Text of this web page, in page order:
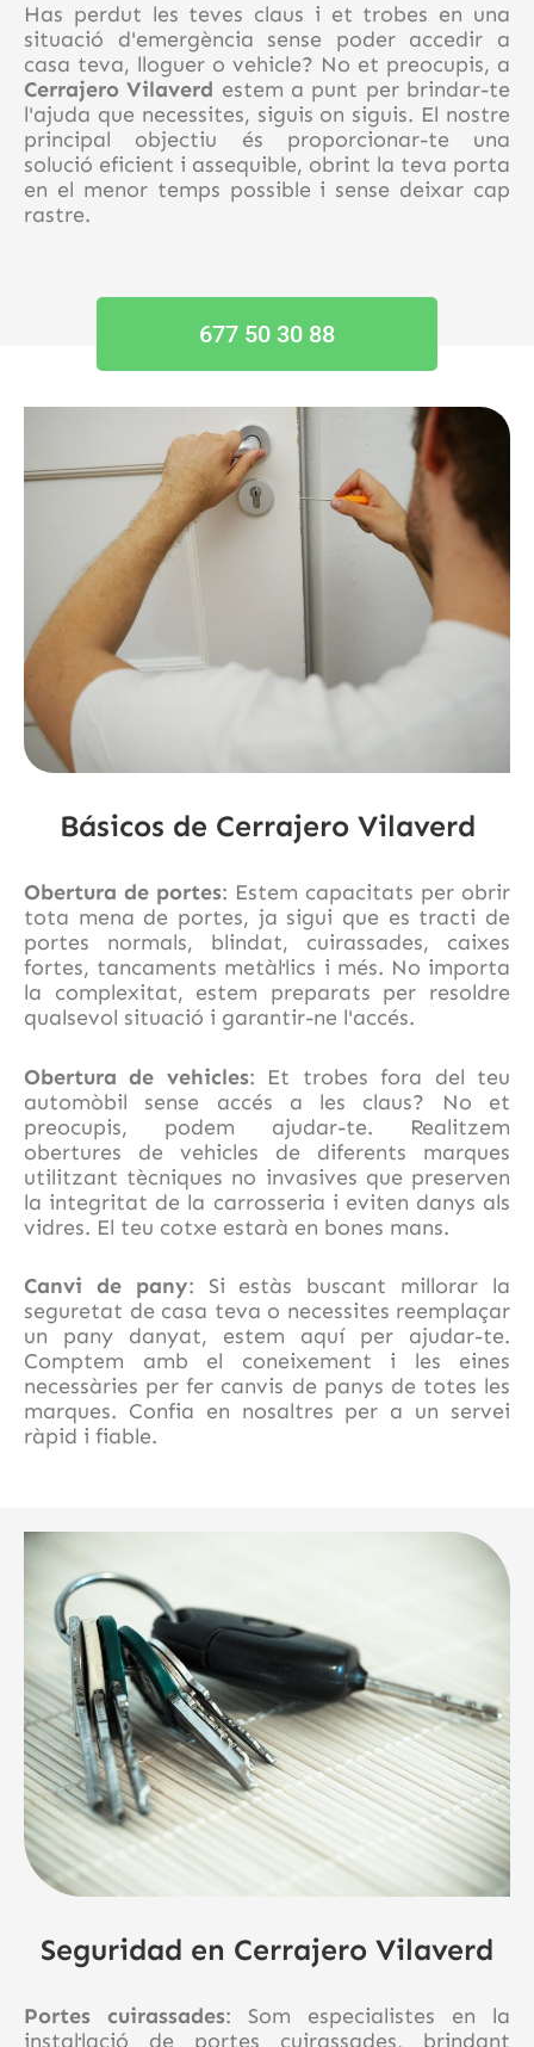
Has perdut les teves claus i et trobes en una
situació d'emergència sense poder accedir a
casa teva, lloguer o vehicle? No et preocupis, a
Cerrajero Vilaverd estem a punt per brindar-te
l'ajuda que necessites, siguis on siguis. El nostre
principal objectiu és proporcionar-te una
solució eficient i assequible, obrint la teva porta
en el menor temps possible i sense deixar cap
rastre.
677 50 30 88
Básicos de Cerrajero Vilaverd
Obertura de portes: Estem capacitats per obrir
tota mena de portes, ja sigui que es tracti de
portes normals, blindat, cuirassades, caixes
fortes, tancaments metàl·lics i més. No importa
la complexitat, estem preparats per resoldre
qualsevol situació i garantir-ne l'accés.
Obertura de vehicles: Et trobes fora del teu
automòbil sense accés a les claus? No et
preocupis, podem ajudar-te. Realitzem
obertures de vehicles de diferents marques
utilitzant tècniques no invasives que preserven
la integritat de la carrosseria i eviten danys als
vidres. El teu cotxe estarà en bones mans.
Canvi de pany: Si estàs buscant millorar la
seguretat de casa teva o necessites reemplaçar
un pany danyat, estem aquí per ajudar-te.
Comptem amb el coneixement i les eines
necessàries per fer canvis de panys de totes les
marques. Confia en nosaltres per a un servei
ràpid i fiable.
Seguridad en Cerrajero Vilaverd
Portes cuirassades: Som especialistes en la
instal·lació de portes cuirassades, brindant